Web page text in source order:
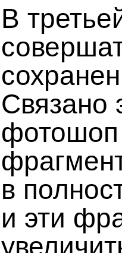
В
Связано
фотошоп
в
и эти